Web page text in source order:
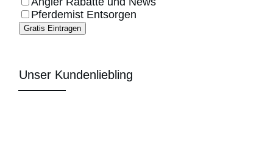
Pferdemist Entsorgen
Gratis Eintragen
Unser Kundenliebling